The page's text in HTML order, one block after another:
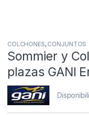
COLCHONES, CONJUNTOS
Sommier y
plazas GANI